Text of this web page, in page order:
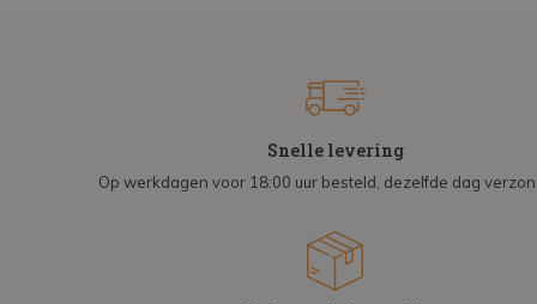
Snelle levering
Op werkdagen voor 18:00 uur besteld, dezelfde dag